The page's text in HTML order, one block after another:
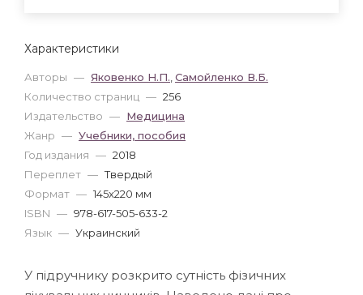
Характеристики
Авторы — Яковенко Н.П. Самойленко В.Б.
Количество страниц — 256
Издательство — Медицина
Жанр — Учебники, пособия
Год издания — 2018
Переплет — Твердый
Формат — 145x220 мм
ISBN — 978-617-505-633-2
Язык — Украинский
У підручнику розкрито сутність фізичних